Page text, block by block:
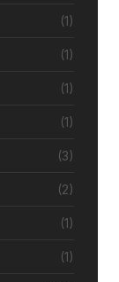
(1)
(1)
(1)
(1)
(3)
(2)
(1)
(1)